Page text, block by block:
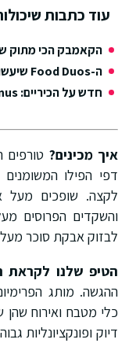
עוד כתבות
הקאמבק הכי מתוק
ה-Food Duos שיעשו לך גלואו מטורף מהבטן ועד הסטורי
חדש על הכיריים: Magnus מרחיבה את קולקציית הפרימיום
איך מכינים? טורפים
דפי הפילו
לקצה.שופכים מעל
והשקדים הפרוסים
לבזוק אבקת סוכר
הטיפ שלנו לקראת
ההגשה.
כלי מטבח ואירוח
דיוק ופונקציונליות